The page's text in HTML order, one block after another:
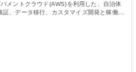
メントクラウド(AWS)を利用した、自治体
、データ移行、カスタマイズ開発と稼働後